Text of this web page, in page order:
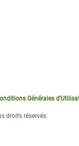
Générales
droits réservés.